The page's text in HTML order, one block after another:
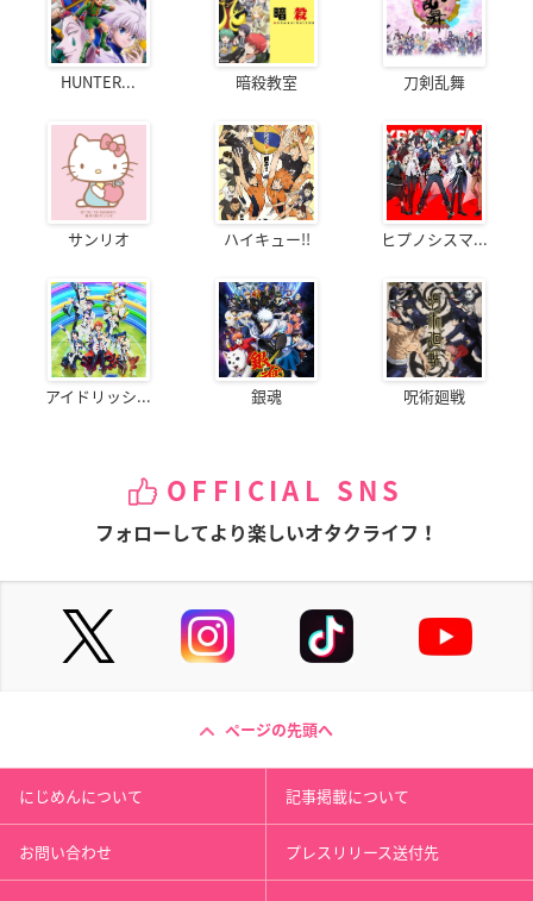
HUNTER... 暗殺教室 刀剣乱舞
サンリオ ハイキュー!! ヒプノシスマ...
アイドリッシ... 銀魂 呪術廻戦
OFFICIAL SNS
フォローしてより楽しいオタクライフ！
ページの先頭へ
にじめんについて 記事掲載について
お問い合わせ プレスリリース送付先